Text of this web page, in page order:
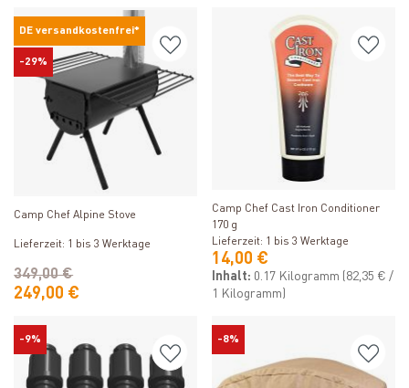
DE versandkostenfrei*
-29%
Produkt ansehen
Camp Chef Alpine Stove
Lieferzeit: 1 bis 3 Werktage
249,00 €
349,00 €
Produkt ansehen
Camp Chef Cast Iron Conditioner
170 g
Lieferzeit: 1 bis 3 Werktage
14,00 €
Inhalt: 0.17 Kilogramm
(82,35 € /
1 Kilogramm)
-9% -8%